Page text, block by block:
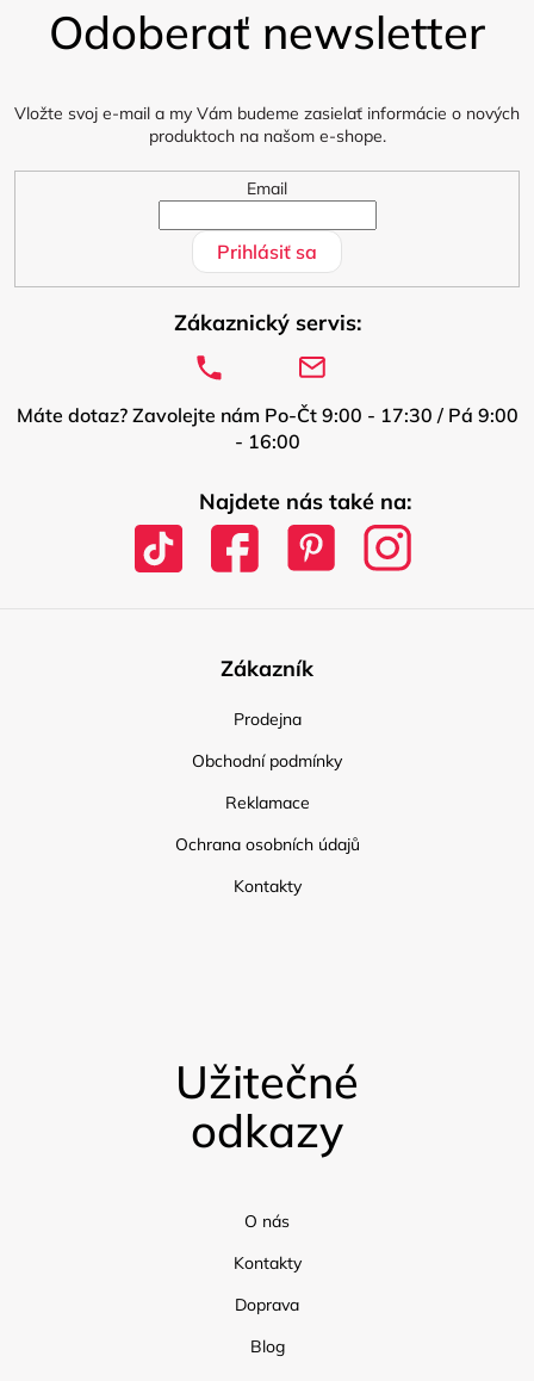
Odoberať newsletter
Vložte svoj e-mail a my Vám budeme zasielať informácie o nových
produktoch na našom e-shope.
Email
Prihlásiť sa
Zákaznický servis:
Máte dotaz? Zavolejte nám Po-Čt 9:00 - 17:30 / Pá 9:00
- 16:00
Najdete nás také na:
Zákazník
Prodejna
Obchodní podmínky
Reklamace
Ochrana osobních údajů
Kontakty
Užitečné
odkazy
O nás
Kontakty
Doprava
Blog